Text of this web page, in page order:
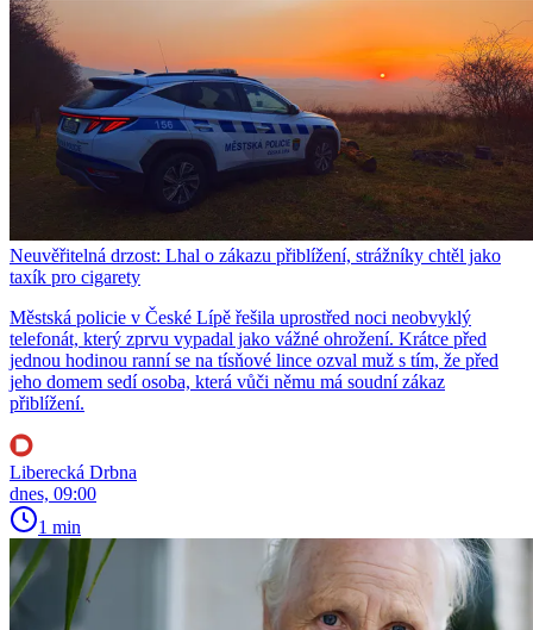
Neuvěřitelná drzost: Lhal o zákazu přiblížení, strážníky chtěl jako
taxík pro cigarety
Městská policie v České Lípě řešila uprostřed noci neobvyklý
telefonát, který zprvu vypadal jako vážné ohrožení. Krátce před
jednou hodinou ranní se na tísňové lince ozval muž s tím, že před
jeho domem sedí osoba, která vůči němu má soudní zákaz
přiblížení.
Liberecká Drbna
dnes, 09:00
1 min